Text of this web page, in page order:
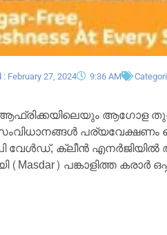
: February 27, 2024 9:36 AM
ആഫ്രിക്കയിലെയും ആഗോള
വേൾഡ്, ക്ലീൻ
പങ്കാളിത്ത കരാർ